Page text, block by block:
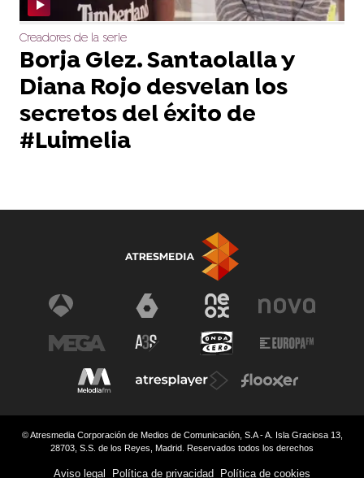
Creadores de la serie
Borja Glez. Santaolalla y
Diana Rojo desvelan los
secretos del éxito de
#Luimelia
© Atresmedia Corporación de Medios de Comunicación, S.A - A. Isla Graciosa 13,
28703, S.S. de los Reyes, Madrid. Reservados todos los derechos
Aviso legal Política de privacidad Política de cookies